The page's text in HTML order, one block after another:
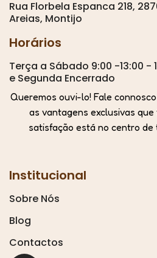
Rua Florbela Espanca 218,
Areias, Montijo
Horários
Terça a Sábado 9:00 -13:00 -
e Segunda Encerrado
Queremos ouvi-lo! Fale
as vantagens exclusivas que
satisfação está no centro de
Institucional
Sobre Nós
Blog
Contactos